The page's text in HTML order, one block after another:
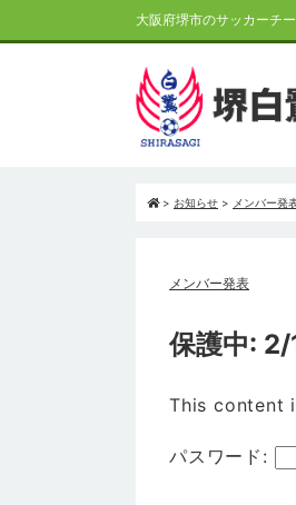
大阪府堺市のサッカーチ
> お知らせ > メンバー発
メンバー発表
保護中:
This content
パスワード: